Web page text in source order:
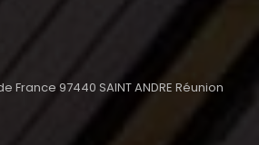
France 97440 SAINT ANDRE Réunion